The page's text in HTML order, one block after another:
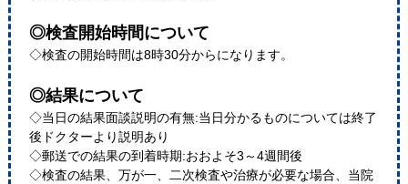
◎検査開始時間について
◇検査の開始時間は8時30分からになります。
◎結果について
◇当日の結果面談説明の有無:当日分かるものについては終了
後ドクターより説明あり
◇郵送での結果の到着時期:おおよそ3～4週間後
◇検査の結果、万が一、二次検査や治療が必要な場合、当院